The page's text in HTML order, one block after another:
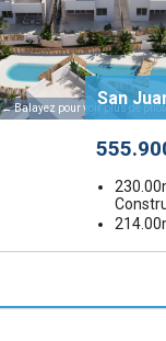
← Balayez pour voir plus de
San